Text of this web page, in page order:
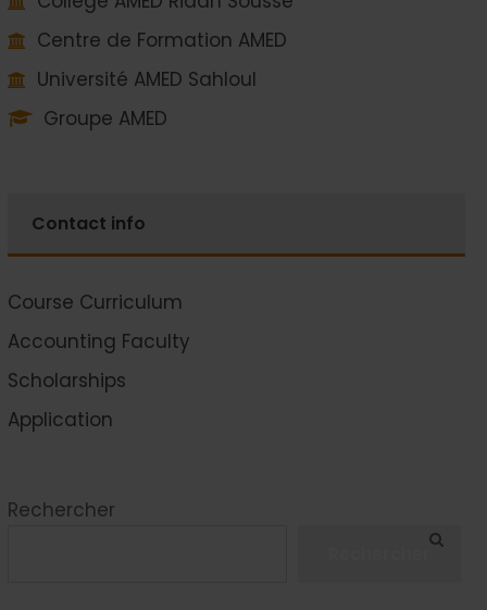
Centre de Formation AMED
Université AMED Sahloul
Groupe AMED
Contact info
Course Curriculum
Accounting Faculty
Scholarships
Application
Rechercher